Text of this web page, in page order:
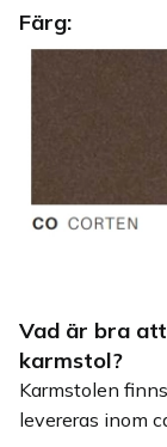
Färg:
Vad är bra
karmstol?
Karmstolen
levereras inom